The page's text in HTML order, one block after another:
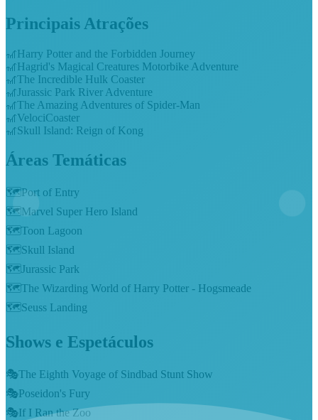
Principais Atrações
🎢Harry Potter and the Forbidden Journey
🎢Hagrid's Magical Creatures Motorbike Adventure
🎢The Incredible Hulk Coaster
🎢Jurassic Park River Adventure
🎢The Amazing Adventures of Spider-Man
🎢VelociCoaster
🎢Skull Island: Reign of Kong
Áreas Temáticas
🗺️Port of Entry
🗺️Marvel Super Hero Island
🗺️Toon Lagoon
🗺️Skull Island
🗺️Jurassic Park
🗺️The Wizarding World of Harry Potter - Hogsmeade
🗺️Seuss Landing
Shows e Espetáculos
🎭The Eighth Voyage of Sindbad Stunt Show
🎭Poseidon's Fury
🎭If I Ran the Zoo